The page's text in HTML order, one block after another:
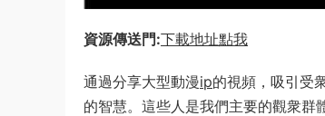
資源傳送門:下載地址點我
通過分享大型動漫ip的視頻，吸引受
的智慧。這些人是我們主要的觀衆群